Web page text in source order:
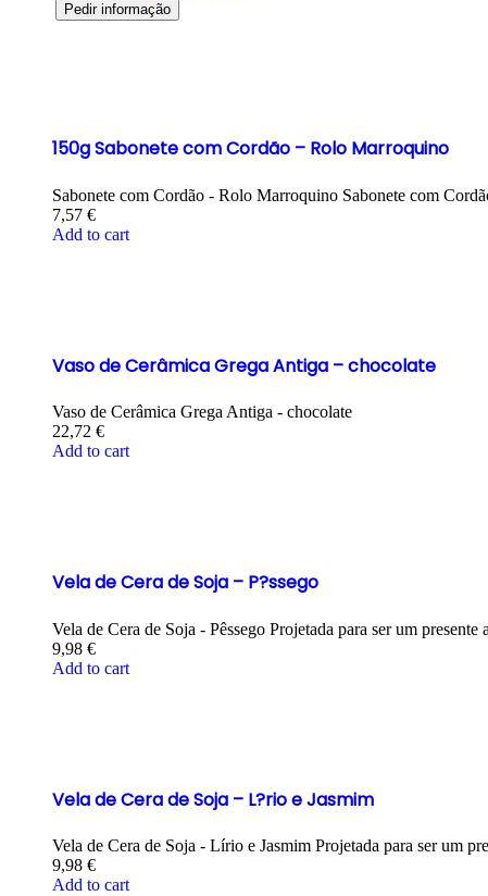
Pedir informação
150g Sabonete com Cordão – Rolo Marroquino
Sabonete com Cordão - Rolo Marroquino Sabonete com
7,57 €
Add to cart
Vaso de Cerâmica Grega Antiga – chocolate
Vaso de Cerâmica Grega Antiga - chocolate
22,72 €
Add to cart
Vela de Cera de Soja – P?ssego
Vela de Cera de Soja - Pêssego Projetada para ser um
9,98 €
Add to cart
Vela de Cera de Soja – L?rio e Jasmim
Vela de Cera de Soja - Lírio e Jasmim Projetada para ser um
9,98 €
Add to cart